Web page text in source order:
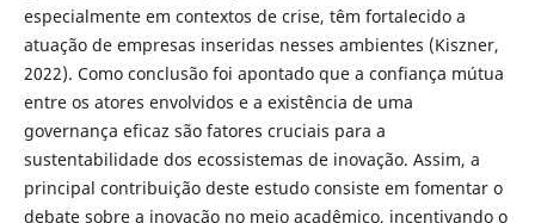
especialmente em contextos de crise, têm fortalecido a
atuação de empresas inseridas nesses ambientes (Kiszner,
2022). Como conclusão foi apontado que a confiança mútua
entre os atores envolvidos e a existência de uma
governança eficaz são fatores cruciais para a
sustentabilidade dos ecossistemas de inovação. Assim, a
principal contribuição deste estudo consiste em fomentar o
debate sobre a inovação no meio acadêmico, incentivando o